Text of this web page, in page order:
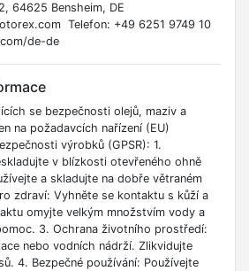
64625 Bensheim, DE
Telefon: +49 6251 9749 10
de-de
se bezpečnosti olejů, maziv a
na požadavcích nařízení (EU)
výrobků (GPSR): 1.
v blízkosti otevřeného ohně
a skladujte na dobře větraném
zdraví: Vyhněte se kontaktu s kůží a
omyjte velkým množstvím vody a
3. Ochrana životního prostředí:
nebo vodních nádrží. Zlikvidujte
4. Bezpečné používání: Používejte